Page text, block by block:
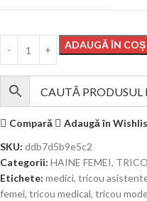
ADAUGĂ ÎN COȘ
Compară
Adaugă în
SKU: ddb7d5b9e5c2
Categorii: HAINE FEMEI,
Etichete: medici, tricou
femei, tricou medical, tricou